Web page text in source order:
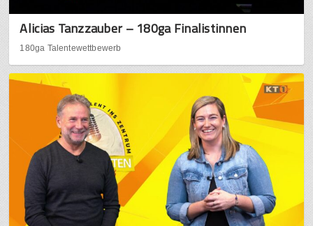
Alicias Tanzzauber – 180ga Finalistinnen
180ga Talentewettbewerb